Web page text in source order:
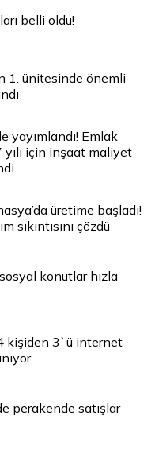
belli oldu!
1. ünitesinde önemli
yayımlandı! Emlak
için inşaat maliyet
üretime başladı!
sıkıntısını çözdü
konutlar hızla
kişiden 3`ü internet
perakende satışlar